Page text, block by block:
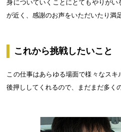
身についていくことにとてもやりが
が近く、感謝のお声をいただいたり満
これから挑戦したいこと
この仕事はあらゆる場面で様々なス
後押ししてくれるので、まだまだ多く